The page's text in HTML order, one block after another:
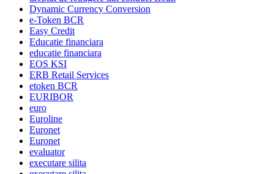
Dynamic Currency Conversion
e-Token BCR
Easy Credit
Educatie financiara
educatie financiara
EOS KSI
ERB Retail Services
etoken BCR
EURIBOR
euro
Euroline
Euronet
Euronet
evaluator
executare silita